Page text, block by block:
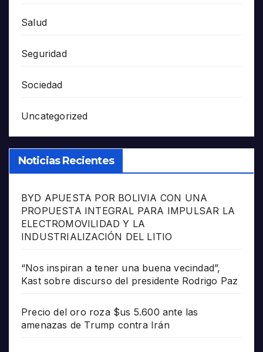
Salud
Seguridad
Sociedad
Uncategorized
Noticias Recientes
BYD APUESTA POR BOLIVIA CON UNA
PROPUESTA INTEGRAL PARA IMPULSAR LA
ELECTROMOVILIDAD Y LA
INDUSTRIALIZACIÓN DEL LITIO
“Nos inspiran a tener una buena vecindad”,
Kast sobre discurso del presidente Rodrigo Paz
Precio del oro roza $us 5.600 ante las
amenazas de Trump contra Irán